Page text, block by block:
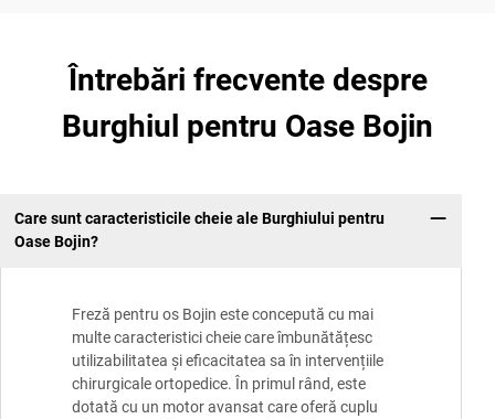
Întrebări frecvente despre
Burghiul pentru Oase Bojin
Care sunt caracteristicile cheie ale Burghiului pentru
Oase Bojin?
Freză pentru os Bojin este concepută cu mai
multe caracteristici cheie care îmbunătățesc
utilizabilitatea și eficacitatea sa în intervențiile
chirurgicale ortopedice. În primul rând, este
dotată cu un motor avansat care oferă cuplu